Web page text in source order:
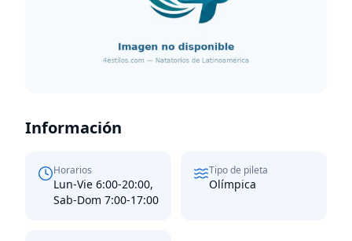
Información
Horarios
Lun-Vie 6:00-20:00,
Sab-Dom 7:00-17:00
Tipo de pileta
Olímpica